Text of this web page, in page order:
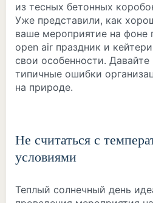
из тесных бетонных
Уже представили, как
ваше мероприятие на фоне
open air праздник и
свои особенности.
типичные ошибки
на природе.
Не считаться с
условиями
Теплый солнечный день